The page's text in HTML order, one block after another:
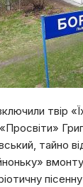
твір
тайно